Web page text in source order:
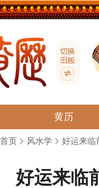
黄历
首页 风水学 好运来临
好运来临